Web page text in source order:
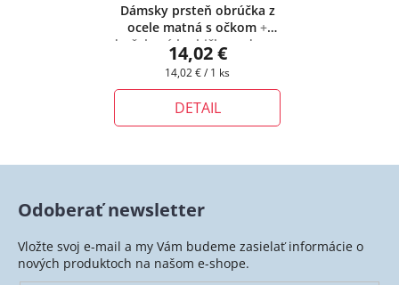
Dámsky prsteň obrúčka z
ocele matná s očkom +
darčeková krabička zadarmo
14,02 €
Jednotková
14,02 € / 1 ks
DETAIL
Odoberať newsletter
Vložte svoj e-mail a my Vám budeme zasielať informácie o
nových produktoch na našom e-shope.